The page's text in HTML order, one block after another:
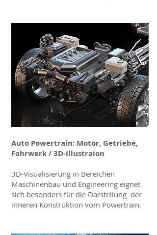
Auto Powertrain: Motor, Getriebe,
Fahrwerk / 3D-Illustraion
3D-Visualisierung in Bereichen
Maschinenbau und Engineering eignet
sich besonders für die Darstellung der
inneren Konstruktion vom Powertrain.